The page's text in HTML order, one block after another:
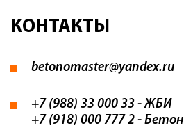
КОНТАКТЫ
betonomaster@yandex.ru
+7 (988) 33 000 33 - ЖБИ
+7 (918) 000 777 2 - Бетон